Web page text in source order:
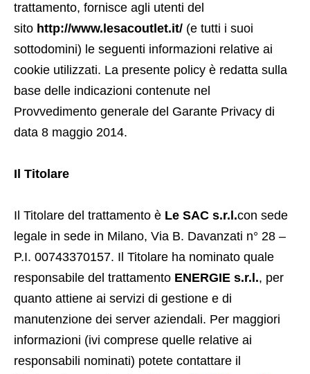
trattamento, fornisce agli utenti del
sito http://www.lesacoutlet.it/ (e tutti i suoi
sottodomini) le seguenti informazioni relative ai
cookie utilizzati. La presente policy è redatta sulla
base delle indicazioni contenute nel
Provvedimento generale del Garante Privacy di
data 8 maggio 2014.
Il Titolare
Il Titolare del trattamento è Le SAC s.r.l.con sede
legale in sede in Milano, Via B. Davanzati n° 28 –
P.I. 00743370157. Il Titolare ha nominato quale
responsabile del trattamento ENERGIE s.r.l., per
quanto attiene ai servizi di gestione e di
manutenzione dei server aziendali. Per maggiori
informazioni (ivi comprese quelle relative ai
responsabili nominati) potete contattare il